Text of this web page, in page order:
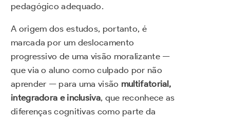
pedagógico adequado.
A origem dos estudos, portanto, é
marcada por um deslocamento
progressivo de uma visão moralizante —
que via o aluno como culpado por não
aprender — para uma visão multifatorial,
integradora e inclusiva, que reconhece as
diferenças cognitivas como parte da